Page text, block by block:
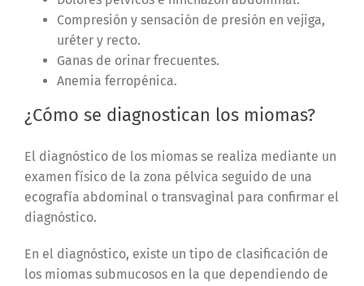
Compresión y sensación de presión en vejiga,
uréter y recto.
Ganas de orinar frecuentes.
Anemia ferropénica.
¿Cómo se diagnostican los miomas?
El diagnóstico de los miomas se realiza mediante un
examen físico de la zona pélvica seguido de una
ecografía abdominal o transvaginal para confirmar el
diagnóstico.
En el diagnóstico, existe un tipo de clasificación de
los miomas submucosos en la que dependiendo de